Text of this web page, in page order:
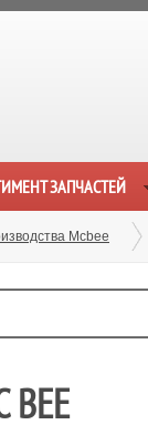
ЗАПЧАСТЕЙ
Mcbee